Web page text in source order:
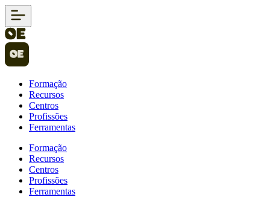
Formação
Recursos
Centros
Profissões
Ferramentas
Formação
Recursos
Centros
Profissões
Ferramentas